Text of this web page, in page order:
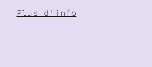
Plus d'info